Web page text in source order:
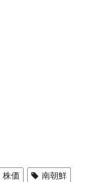
株価
南朝鮮